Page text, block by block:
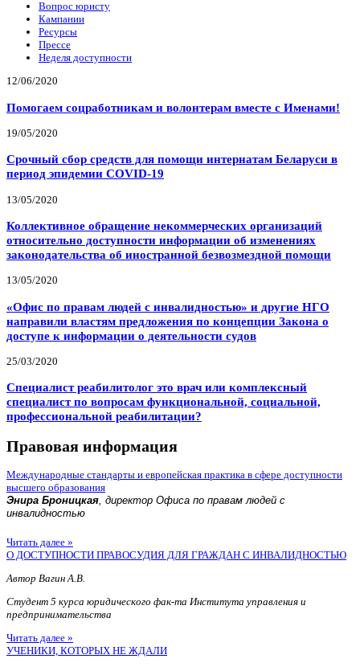
Вопрос юристу
Кампании
Ресурсы
Прессе
Неделя доступности
12/06/2020
Помогаем соцработникам и волонтерам вместе с Именами!
19/05/2020
Срочный сбор средств для помощи интернатам Беларуси в
период эпидемии COVID-19
13/05/2020
Коллективное обращение некоммерческих организаций
относительно доступности информации об изменениях
законодательства об иностранной безвозмездной помощи
13/05/2020
«Офис по правам людей с инвалидностью» и другие НГО
направили властям предложения по концепции Закона о
доступе к информации о деятельности судов
25/03/2020
Специалист реабилитолог это врач или комплексный
специалист по вопросам функциональной, социальной,
профессиональной реабилитации?
Правовая информация
Международные стандарты и европейская практика в сфере доступности
высшего образования
Энира Броницкая, директор Офиса по правам людей с
инвалидностью
Читать далее »
О ДОСТУПНОСТИ ПРАВОСУДИЯ ДЛЯ ГРАЖДАН С ИНВАЛИДНОСТЬЮ
Автор Вагин А.В.
Студент 5 курса юридического фак-та Института управления и
предпринимательства
Читать далее »
УЧЕНИКИ, КОТОРЫХ НЕ ЖДАЛИ